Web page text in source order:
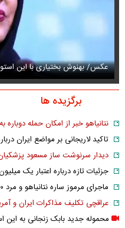
عکس/ بهنوش بختیاری با این
برگزیده ها
نتانیاهو خبر از امکان حمله دوباره
تاکید لاریجانی بر مواضع ایران
دیدار سرنوشت ساز مسعود پزشکیان
جزئیات تازه درباره اعتبار یک
ماجرای مرموز ساره نتانیاهو و مرد ۶۰ ساله
عراقچی تکلیف مذاکرات ایران و
محموله جدید بابک زنجانی به این